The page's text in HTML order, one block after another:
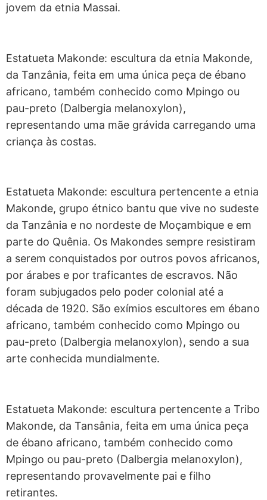
jovem da etnia Massai.
Estatueta Makonde: escultura da etnia Makonde,
da Tanzânia, feita em uma única peça de ébano
africano, também conhecido como Mpingo ou
pau-preto (Dalbergia melanoxylon),
representando uma mãe grávida carregando uma
criança às costas.
Estatueta Makonde: escultura pertencente a etnia
Makonde, grupo étnico bantu que vive no sudeste
da Tanzânia e no nordeste de Moçambique e em
parte do Quênia. Os Makondes sempre resistiram
a serem conquistados por outros povos africanos,
por árabes e por traficantes de escravos. Não
foram subjugados pelo poder colonial até a
década de 1920. São exímios escultores em ébano
africano, também conhecido como Mpingo ou
pau-preto (Dalbergia melanoxylon), sendo a sua
arte conhecida mundialmente.
Estatueta Makonde: escultura pertencente a Tribo
Makonde, da Tansânia, feita em uma única peça
de ébano africano, também conhecido como
Mpingo ou pau-preto (Dalbergia melanoxylon),
representando provavelmente pai e filho
retirantes.